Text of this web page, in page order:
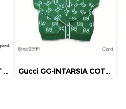
Gucci GG IMPRIME BELT BAG BLACK Gucci GG-INTARSIA COTTON CADIGAN GREEN SIZE.XS